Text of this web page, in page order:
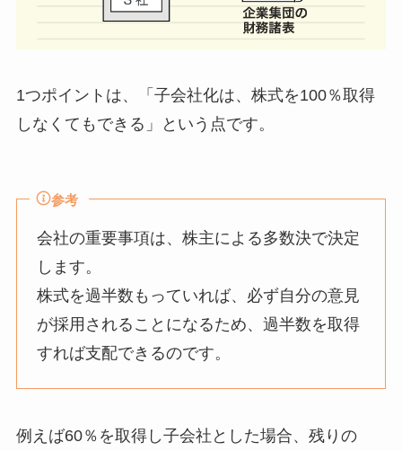
1つポイントは、
「子会社化は、株式を100％取得
しなくてもできる」
という点です。
参考
会社の重要事項は、株主による多数決で決定
します。
株式を過半数もっていれば、必ず自分の意見
が採用されることになるため、過半数を取得
すれば支配できるのです。
例えば60％を取得し子会社とした場合、 残りの